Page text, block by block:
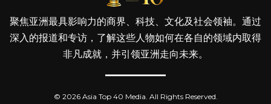
聚焦亚洲最具影响力的商界、科技、文化及社会领袖。通过
深入的报道和专访，了解这些人物如何在各自的领域内取得
非凡成就，并引领亚洲走向未来。
© 2026 Asia Top 40 Media. All Rights Reserved.